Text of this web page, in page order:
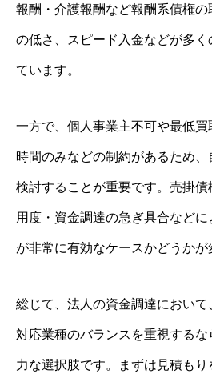
報酬・介護報酬など報酬系債権
の低さ、スピード入金などが多
ています。
一方で、個人事業主不可や最低
時間のみなどの制約があるため
検討することが重要です。売掛
用度・資金調達の急ぎ具合など
が非常に有効なケースかどうかが
総じて、法人の資金調達において
対応業種のバランスを重視する
力な選択肢です。まずは見積も